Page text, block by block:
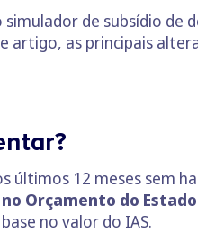
de subsídio de
artigo, as principais
últimos 12 meses sem
Orçamento do Estado
no valor do IAS.